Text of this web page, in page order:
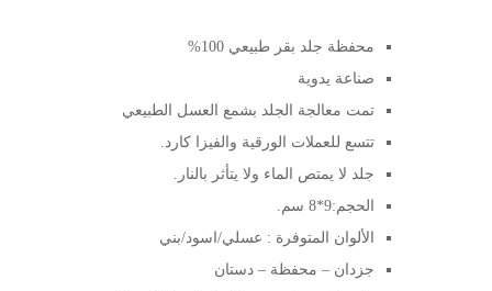
محفظة جلد بقر طبيعي 100%
صناعة يدوية
تمت معالجة الجلد بشمع العسل الطبيعي
تتسع للعملات الورقية والفيزا كارد.
جلد لا يمتص الماء ولا يتأثر بالنار.
الحجم:9*8 سم.
الألوان المتوفرة : عسلي/اسود/بني
جزدان – محفظة – دستان